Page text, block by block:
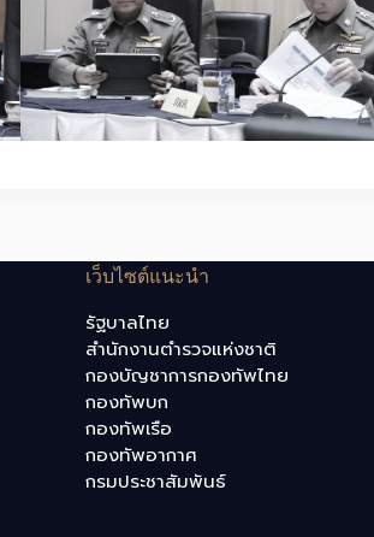
เว็บไซต์แนะนำ
รัฐบาลไทย
สำนักงานตำรวจแห่งชาติ
กองบัญชาการกองทัพไทย
กองทัพบก
กองทัพเรือ
กองทัพอากาศ
กรมประชาสัมพันธ์